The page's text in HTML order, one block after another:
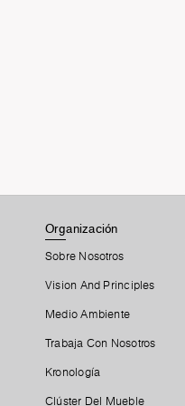
Organización
Sobre Nosotros
Vision And Principles
Medio Ambiente
Trabaja Con Nosotros
Kronología
Clúster Del Mueble